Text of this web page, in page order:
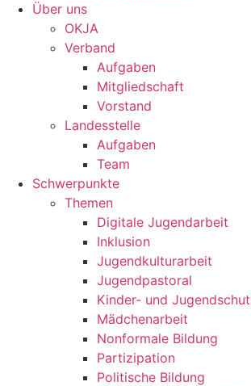
Über uns
OKJA
Verband
Aufgaben
Mitgliedschaft
Vorstand
Landesstelle
Aufgaben
Team
Schwerpunkte
Themen
Digitale Jugendarbeit
Inklusion
Jugendkulturarbeit
Jugendpastoral
Kinder- und
Mädchenarbeit
Nonformale Bildung
Partizipation
Politische Bildung